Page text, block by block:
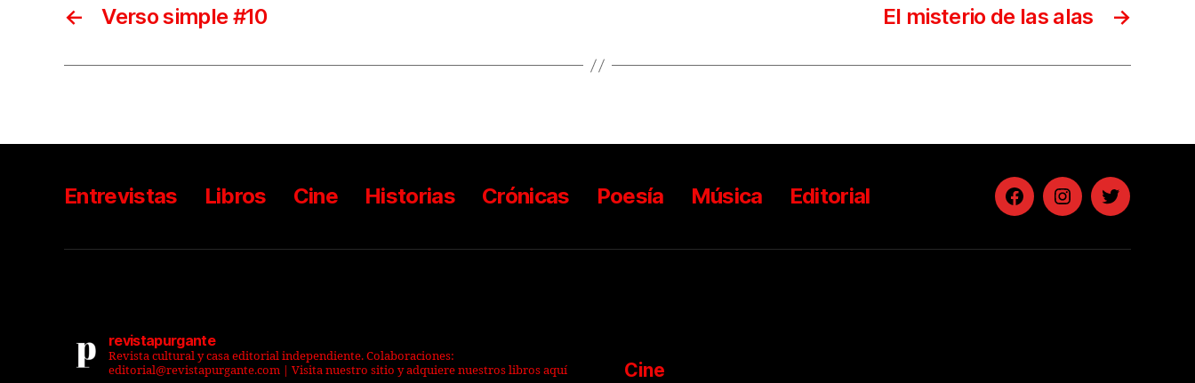
← Verso simple #10 →
El misterio de las alas
Entrevistas Libros Cine Historias Crónicas Poesía Música Editorial FacebookInstagramTwitter
revistapurgante
Revista cultural y casa editorial independiente. Colaboraciones:
editorial@revistapurgante.com | Visita nuestro sitio y adquiere nuestros libros aquí
Cine